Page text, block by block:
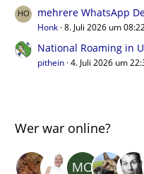
mehrere WhatsApp
Honk 8. Juli 2026 um
National Roaming in
pithein 4. Juli 2026 um
Wer war online?